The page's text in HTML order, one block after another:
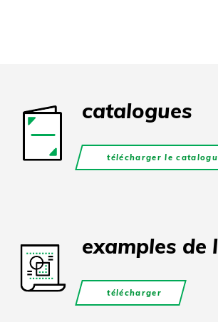
catalogues
télécharger le
examples de
télécharger